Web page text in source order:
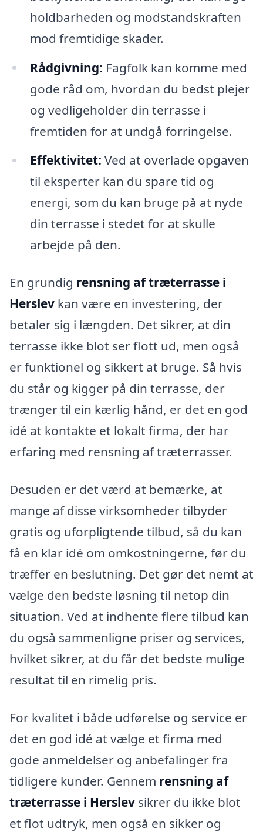
holdbarheden og modstandskraften
mod fremtidige skader.
Rådgivning: Fagfolk kan komme med
gode råd om, hvordan du bedst plejer
og vedligeholder din terrasse i
fremtiden for at undgå forringelse.
Effektivitet: Ved at overlade opgaven
til eksperter kan du spare tid og
energi, som du kan bruge på at nyde
din terrasse i stedet for at skulle
arbejde på den.
En grundig rensning af træterrasse i
Herslev kan være en investering, der
betaler sig i længden. Det sikrer, at din
terrasse ikke blot ser flott ud, men også
er funktionel og sikkert at bruge. Så hvis
du står og kigger på din terrasse, der
trænger til ein kærlig hånd, er det en god
idé at kontakte et lokalt firma, der har
erfaring med rensning af træterrasser.
Desuden er det værd at bemærke, at
mange af disse virksomheder tilbyder
gratis og uforpligtende tilbud, så du kan
få en klar idé om omkostningerne, før du
træffer en beslutning. Det gør det nemt at
vælge den bedste løsning til netop din
situation. Ved at indhente flere tilbud kan
du også sammenligne priser og services,
hvilket sikrer, at du får det bedste mulige
resultat til en rimelig pris.
For kvalitet i både udførelse og service er
det en god idé at vælge et firma med
gode anmeldelser og anbefalinger fra
tidligere kunder. Gennem rensning af
træterrasse i Herslev sikrer du ikke blot
et flot udtryk, men også en sikker og